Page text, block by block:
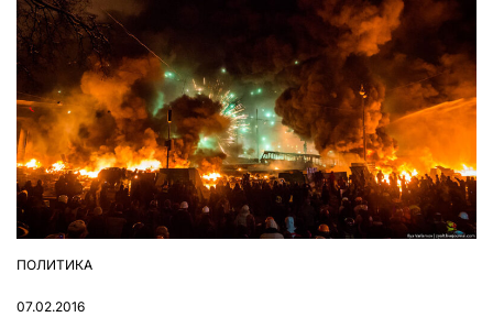
ОПУБЛІКУВАТИ
ПОЛИТИКА
07.02.2016